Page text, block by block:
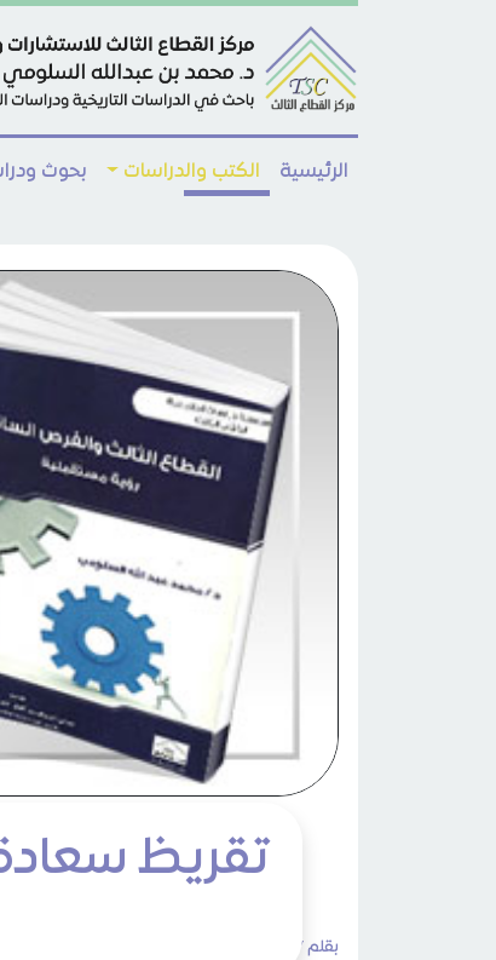
Skip to main content
الرئيسية الكتب والدراسات بحوث
تقريظ
بقلم /